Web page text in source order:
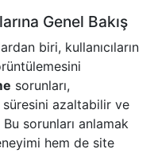
Genel Bakış
biri, kullanıcıların
sorunları,
süresini azaltabilir ve
sorunları anlamak
hem de site